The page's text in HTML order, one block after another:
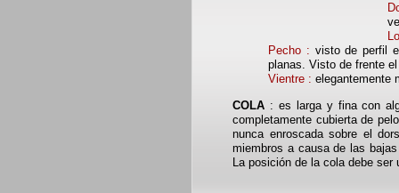
Pecho : visto de perfil
planas. Visto de frente
Vientre : elegantemente
COLA : es larga y fina con
completamente cubierta de
nunca enroscada sobre el
miembros a causa de las
La posición de la cola debe